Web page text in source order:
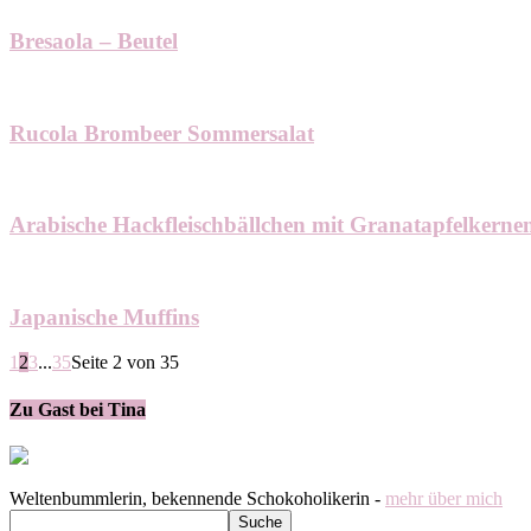
Bresaola – Beutel
Rucola Brombeer Sommersalat
Arabische Hackfleischbällchen mit
Japanische Muffins
1 23...35Seite 2 von 35
Zu Gast bei Tina
Weltenbummlerin, bekennende Schokoholikerin - mehr über mich